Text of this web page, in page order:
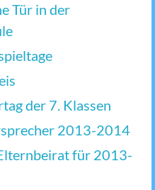
Tür in der
der 7. Klassen
2013-2014
für 2013-